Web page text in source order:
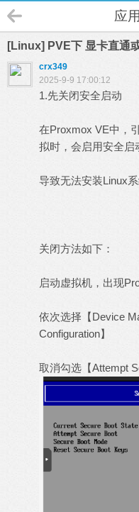
应
[Linux] PVE下 显卡直通
crx349
2025-9-9 17:00:12
1.先关闭安全启动
在Proxmox VE中，
拟时，会启用安全启
导致无法安装Linux系
关闭方法如下：
启动虚拟机，出现
依次选择【Device
Configuration】
取消勾选【Attempt